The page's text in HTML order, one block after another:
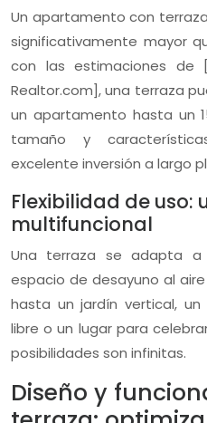
Un apartamento con
significativamente mayor
con las estimaciones de
Realtor.com], una terraza
un apartamento hasta un
tamaño y
excelente inversión a largo
Flexibilidad de uso:
multifuncional
Una terraza se adapta a
espacio de desayuno al
hasta un jardín vertical,
libre o un lugar para
posibilidades son infinitas.
Diseño y